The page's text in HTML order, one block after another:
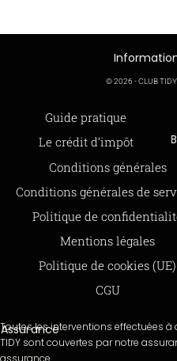
Guide pratique
Le crédit d’impôt
Offre de parrainage 50-50
FAQ
BLOG
© 2026 - CLUB
Informations légales
Conditions générales
Conditions générales de
Politique de
Mentions légales
Politique de cookies (UE)
CGU
SAS CLUB TIDY
165 Avenue de Bretagne
979 480 886 RCS LILLE Métropole
SAP / 979480886 Acte 2023-140
Moyens de paiements
Paiements sécurisés via STRIPE
Assurance
Toutes les interventions effectuées
TIDY sont couvertes par notre